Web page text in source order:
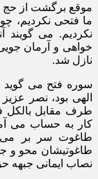
موقع برگشت از حج
ما فتحی نکردیم،
نکردیم. می گویند
خواهی و آرمان
نازل شد.
سوره فتح می گوید
الهی بود، نصر
طرف مقابل بالکل
کار به حساب می
طاغوت سر بر می
طاغوتیشان محو و
نصاب ایمانی جبهه